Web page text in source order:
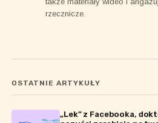
rzecznicze.
OSTATNIE ARTYKUŁY
„Lek” z Facebooka,